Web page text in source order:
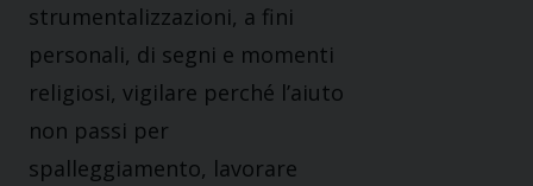
strumentalizzazioni, a fini
personali, di segni e momenti
religiosi, vigilare perché l’aiuto
non passi per
spalleggiamento, lavorare